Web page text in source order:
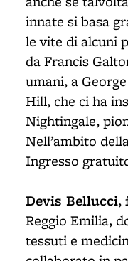
innate si basa
le vite di alcuni
da Francis
umani, a
Hill, che ci ha
Nightingale,
Nell’ambito
Ingresso
Devis Bellucci,
Reggio Emilia,
tessuti e